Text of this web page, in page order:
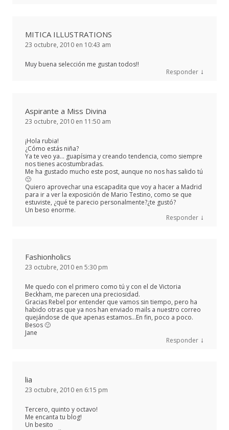
MITICA ILLUSTRATIONS
23 octubre, 2010 en 10:43 am
Muy buena selección me gustan todos!!
Responder ↓
Aspirante a Miss Divina
23 octubre, 2010 en 11:50 am
¡Hola rubia!
¿Cómo estás niña?
Ya te veo ya… guapísima y creando tendencia, como siempre
nos tienes acostumbradas.
Me ha gustado mucho este post, aunque no nos has salido tú
🙁
Quiero aprovechar una escapadita que voy a hacer a Madrid
para ir a ver la exposición de Mario Testino, como se que
estuviste, ¿qué te parecio personalmente?¿te gustó?
Un beso enorme.
Responder ↓
Fashionholics
23 octubre, 2010 en 5:30 pm
Me quedo con el primero como tú y con el de Victoria
Beckham, me parecen una preciosidad.
Gracias Rebel por entender que vamos sin tiempo, pero ha
habido otras que ya nos han enviado mails a nuestro correo
quejándose de que apenas estamos…En fin, poco a poco.
Besos 🙂
Jane
Responder ↓
lia
23 octubre, 2010 en 6:15 pm
Tercero, quinto y octavo!
Me encanta tu blog!
Un besito